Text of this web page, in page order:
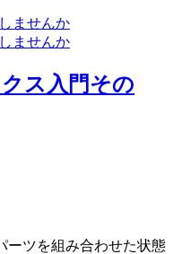
ス入門その
ーツを組み合わせた状態